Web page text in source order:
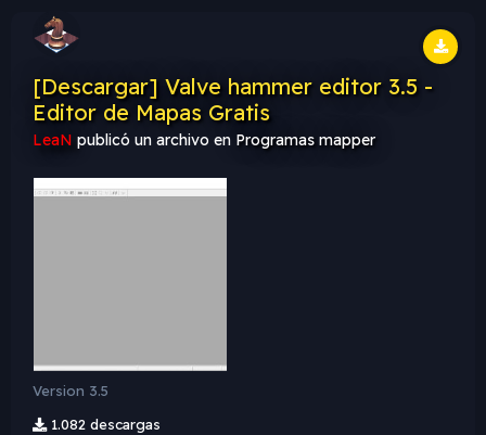
[Descargar] Valve hammer editor 3.5 -
Editor de Mapas Gratis
LeaN publicó un archivo en Programas mapper
Version 3.5
1.082 descargas